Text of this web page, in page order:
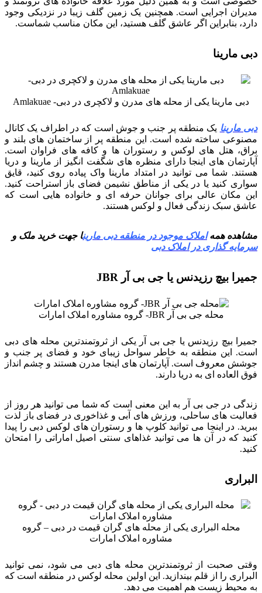
مدیران اجرایی است. همچنین یک زمین گلف زیبا در نزدیکی وجود
دارد، بنابراین اگر عاشق گلف هستید، این مکان مناسب شماست.
دبی مارینا
دبی مارینا یکی از محله های مدرن و لاکچری در دبی- Amlakuae
دبی مارینا یک منطقه پر جنب و جوش است که در اطراف یک کانال
مصنوعی ساخته شده است. این منطقه پر از ساختمان های بلند و
براق، هتل های لوکس و رستوران ها و کافه های فراوان است.
آپارتمان های اینجا دارای منظره های شگفت انگیز از مارینا و دریا
هستند. شما می توانید در امتداد مارینا واک پیاده روی کنید، قایق
سواری کنید یا در یکی از مناطق نشیمن فضای باز استراحت کنید.
این مکان عالی برای جوانان حرفه ای و خانواده هایی است که
عاشق سبک زندگی فعال و لوکس هستند.
مشاهده همهاملاک موجود در منطقه دبی مارینا جهت خرید ملک و
سرمایه گذاری در املاک دبی
جمیرا بیچ رزیدنس یا جی بی آر JBR
محله جی بی آر JBR- گروه مشاوره املاک امارات
جمیرا بیچ رزیدنس یا جی بی آر یکی از ثروتمندترین محله های دبی
است. این منطقه به خاطر سواحل زیبای خود و فضای پر جنب و
جوشش معروف است. آپارتمان های اینجا مدرن هستند و چشم انداز
فوق العاده ای به دریا دارند.
زندگی در جی بی آر به این معنی است که شما می توانید هر روز از
فعالیت های ساحلی، ورزش های آبی و غذاخوری در فضای باز لذت
ببرید. در اینجا می توانید کلوپ ها و رستوران های لوکس دبی را پیدا
کنید که در آن ها می توانید غذاهای سنتی اصیل اماراتی را امتحان
کنید.
البراری
محله البراری یکی از محله های گران قیمت در دبی – گروه
مشاوره املاک امارات
وقتی صحبت از ثروتمندترین محله های دبی می شود، نمی توانید
البراری را از قلم بیندازید. این اولین محله لوکس در منطقه است که
به محیط زیست هم اهمیت می دهد.